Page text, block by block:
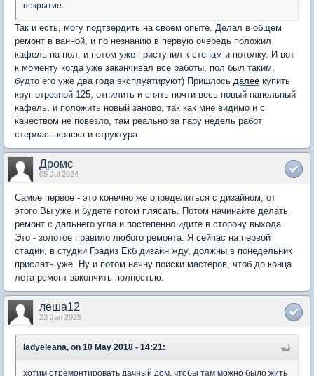
покрытие.
Так и есть, могу подтвердить на своем опыте. Делал в общем
ремонт в ванной, и по незнанию в первую очередь положил
кафель на пол, и потом уже приступил к стенам и потолку. И вот
к моменту когда уже заканчивал все работы, пол был таким,
будто его уже два года эксплуатируют) Пришлось далее купить
круг отрезной 125, отпилить и снять почти весь новый напольный
кафель, и положить новый заново, так как мне видимо и с
качеством не повезло, там реально за пару недель работ
стерлась краска и структура.
Дромс
05 Jul 2024
Самое первое - это конечно же определиться с дизайном, от
этого Вы уже и будете потом плясать. Потом начинайте делать
ремонт с дальнего угла и постепенно идите в сторону выхода.
Это - золотое правило любого ремонта. Я сейчас на первой
стадии, в студии Градиз Екб дизайн жду, должны в понедельник
прислать уже. Ну и потом начну поиски мастеров, чтоб до конца
лета ремонт закончить полностью.
леша12
23 Jan 2025
ladyeleana, on 10 May 2018 - 14:21:
хотим отремонтировать дачный дом, чтобы там можно было жить